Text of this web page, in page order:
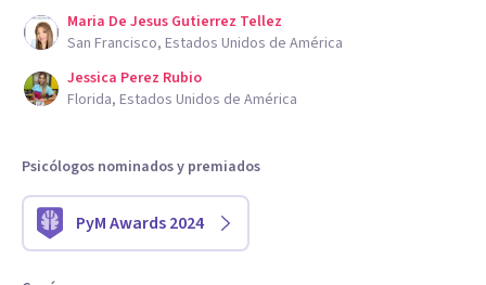
Maria De Jesus Gutierrez Tellez
San Francisco, Estados Unidos de América
Jessica Perez Rubio
Florida, Estados Unidos de América
Psicólogos nominados y premiados
PyM Awards 2024